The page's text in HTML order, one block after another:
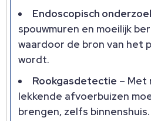
Endoscopisch
spouwmuren en moeilijk
waardoor de bron van het
wordt.
Rookgasdetectie – Met
lekkende afvoerbuizen
brengen, zelfs binnenshuis.